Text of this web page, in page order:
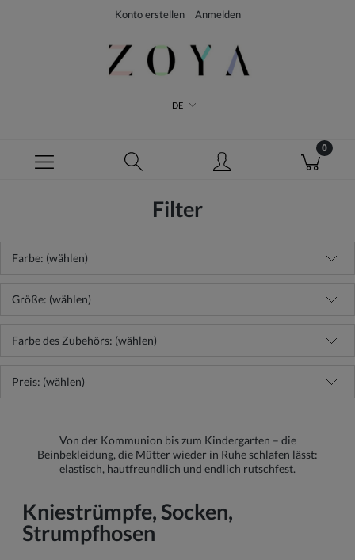
Konto erstellen Anmelden
DE
Filter
Farbe: (wählen)
Größe: (wählen)
Farbe des Zubehörs: (wählen)
Preis: (wählen)
Von der Kommunion bis zum Kindergarten – die
Beinbekleidung, die Mütter wieder in Ruhe schlafen lässt:
elastisch, hautfreundlich und endlich rutschfest.
Kniestrümpfe, Socken,
Strumpfhosen